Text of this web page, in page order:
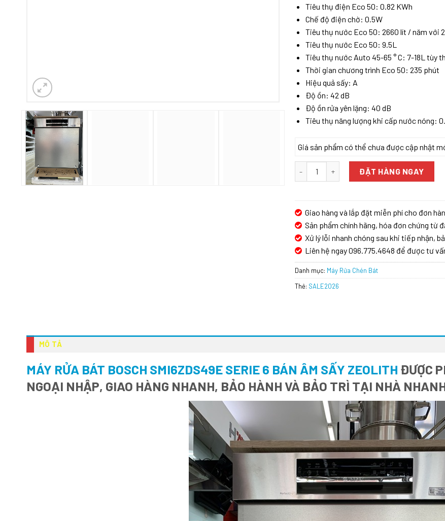
Tiêu thụ điện Eco 50: 0.82 KWh
Chế độ điện chờ: 0.5W
Tiêu thụ nước Eco 50: 2660 lít / năm với
Tiêu thụ nước Eco 50: 9.5L
Tiêu thụ nước Auto 45-65 ° C: 7-18L tùy
Thời gian chương trình Eco 50: 235 phút
Hiệu quả sấy: A
Độ ồn: 42 dB
Độ ồn rửa yên lặng: 40 dB
Tiêu thụ năng lượng khi cấp nước nóng:
Giá sản phẩm có thể chưa được cập nhật
MÁY RỬA BÁT BOSCH SMI6ZDS49E SERIE 6
ĐẶT HÀNG NGAY
Giao hàng và lắp đặt miễn phí cho đơn
Sản phẩm chính hãng, hóa đơn chứng từ
Xử lý lỗi nhanh chóng sau khi tiếp nhận,
Liên hệ ngay 096.775.4648 để được tư
Danh mục: Máy Rửa Chén Bát
Thẻ: SALE2026
MÔ TẢ
MÁY RỬA BÁT BOSCH SMI6ZDS49E SERIE 6 BÁN ÂM SẤY ZEOLITH ĐƯỢC
NGOẠI NHẬP, GIAO HÀNG NHANH, BẢO HÀNH VÀ BẢO TRÌ TẠI NHÀ